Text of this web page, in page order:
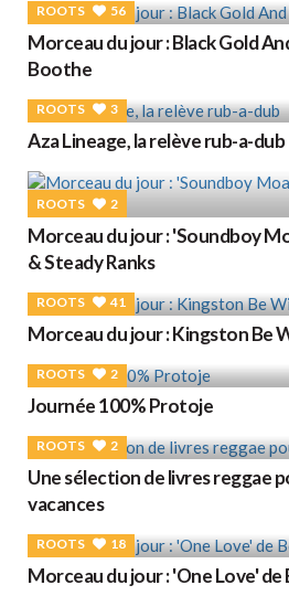
ROOTS 56
Morceau du jour : Black Gold
Boothe
ROOTS 3
Aza Lineage, la relève rub-a-dub
ROOTS 2
Morceau du jour : 'Soundboy
& Steady Ranks
ROOTS 41
Morceau du jour : Kingston Be
ROOTS 2
Journée 100% Protoje
ROOTS 2
Une sélection de livres reggae
vacances
ROOTS 18
Morceau du jour : 'One Love' de